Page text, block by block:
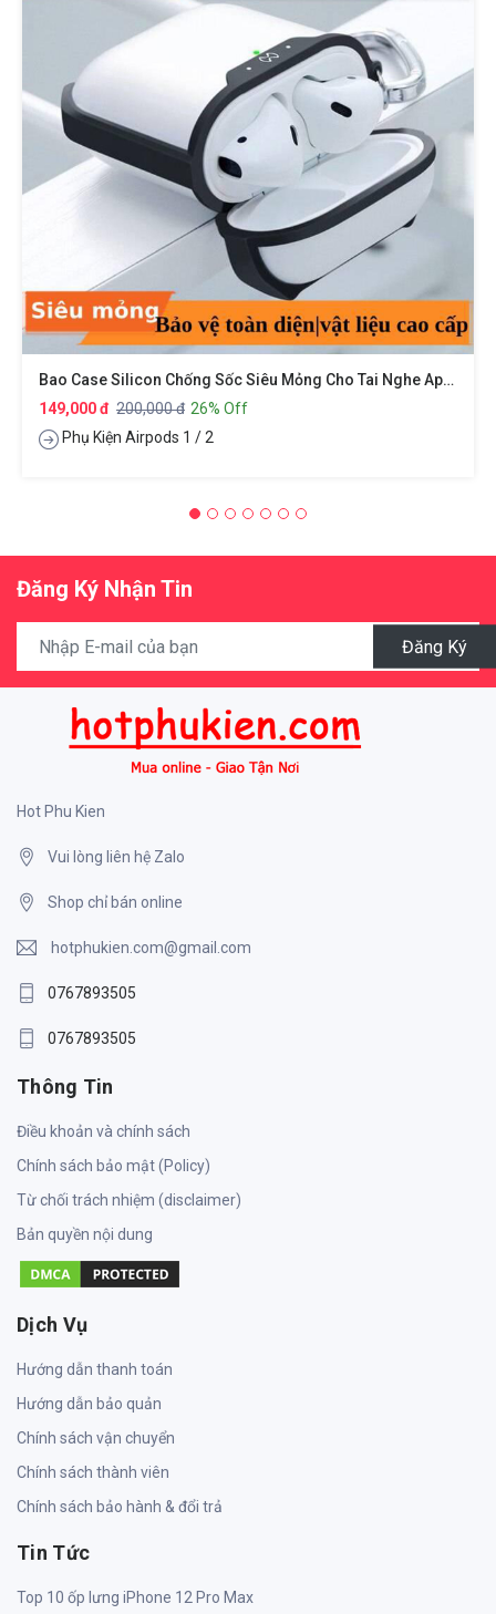
Bao Case Silicon Chống Sốc Siêu Mỏng Cho Tai Nghe Apple Airpods 1 / 2 Hiệu XUNDD Drop Resistant (Thiết Kế Siêu Mỏng Kiểu Dáng Viền Màu Bảo Vệ Chắc Chắn)
149,000 đ 200,000 đ 26% Off
Phụ Kiện Airpods 1 / 2
Đăng Ký Nhận Tin
Đăng Ký
Hot Phu Kien
Vui lòng liên hệ Zalo
Shop chỉ bán online
hotphukien.com@gmail.com
0767893505
0767893505
Thông Tin
Điều khoản và chính sách
Chính sách bảo mật (Policy)
Từ chối trách nhiệm (disclaimer)
Bản quyền nội dung
Dịch Vụ
Hướng dẫn thanh toán
Hướng dẫn bảo quản
Chính sách vận chuyển
Chính sách thành viên
Chính sách bảo hành & đổi trả
Tin Tức
Top 10 ốp lưng iPhone 12 Pro Max